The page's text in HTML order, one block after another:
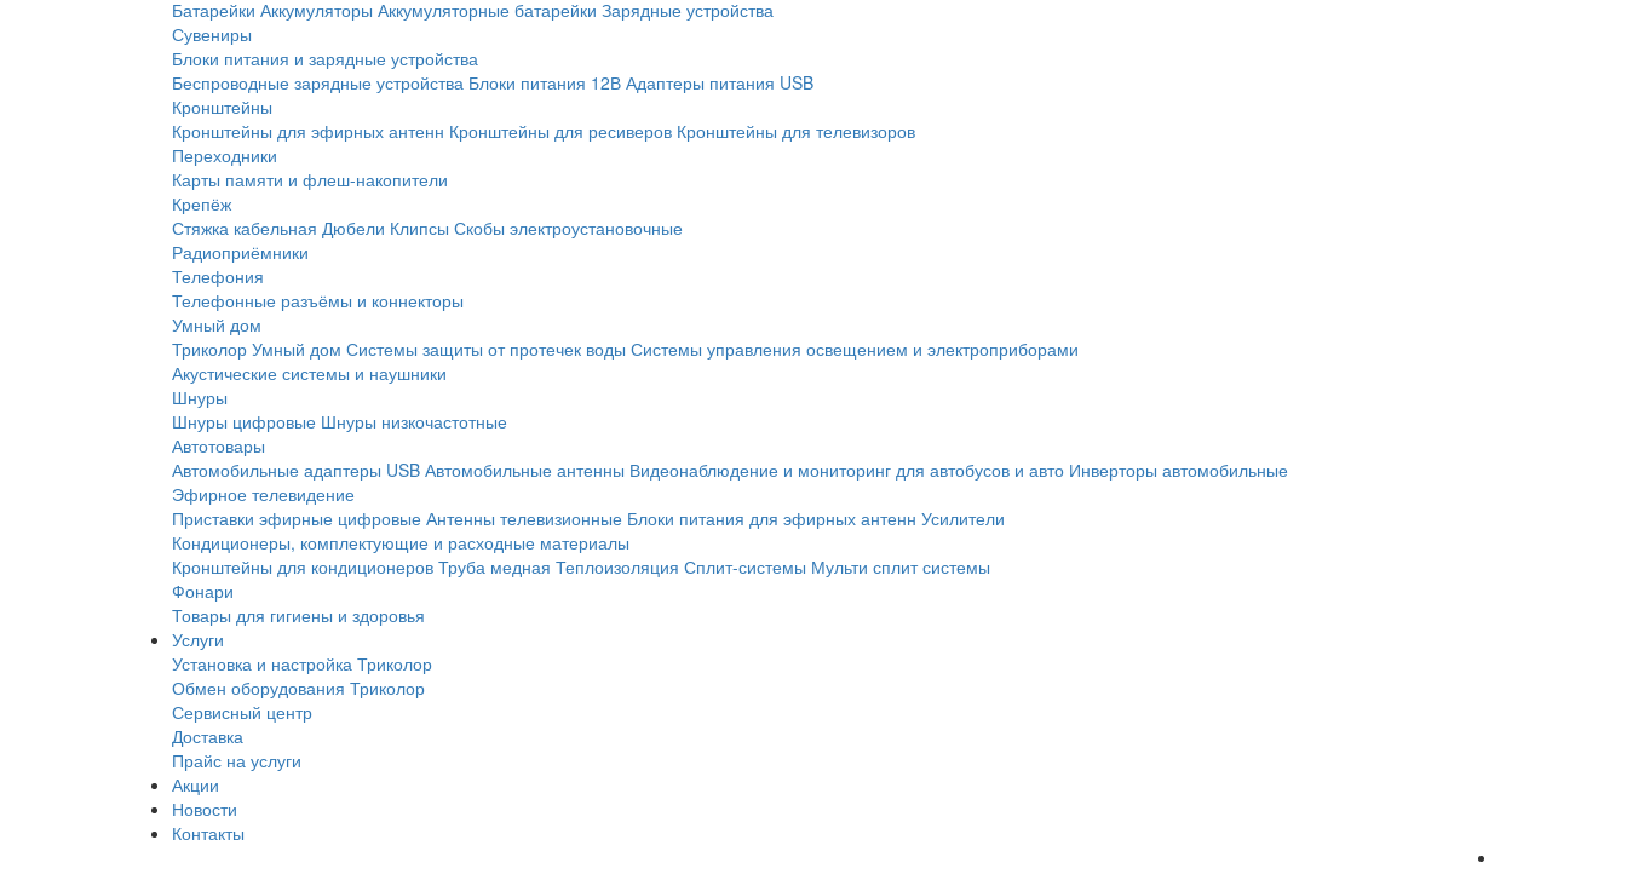
Батарейки Аккумуляторы Аккумуляторные батарейки Зарядные устройства
Сувениры
Блоки питания и зарядные устройства
Беспроводные зарядные устройства Блоки питания 12В Адаптеры питания USB
Кронштейны
Кронштейны для эфирных антенн Кронштейны для ресиверов Кронштейны для телевизоров
Переходники
Карты памяти и флеш-накопители
Крепёж
Стяжка кабельная Дюбели Клипсы Скобы электроустановочные
Радиоприёмники
Телефония
Телефонные разъёмы и коннекторы
Умный дом
Триколор Умный дом Системы защиты от протечек воды Системы управления освещением и электроприборами
Акустические системы и наушники
Шнуры
Шнуры цифровые Шнуры низкочастотные
Автотовары
Автомобильные адаптеры USB Автомобильные антенны Видеонаблюдение и мониторинг для автобусов и авто Инверторы автомобильные
Эфирное телевидение
Приставки эфирные цифровые Антенны телевизионные Блоки питания для эфирных антенн Усилители
Кондиционеры, комплектующие и расходные материалы
Кронштейны для кондиционеров Труба медная Теплоизоляция Сплит-системы Мульти сплит системы
Фонари
Товары для гигиены и здоровья
Услуги
Установка и настройка Триколор
Обмен оборудования Триколор
Сервисный центр
Доставка
Прайс на услуги
Акции
Новости
Контакты